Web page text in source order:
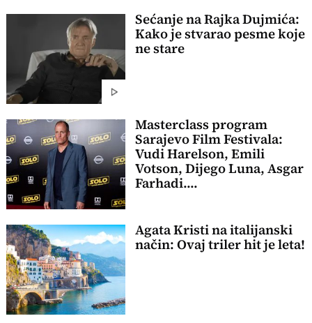
Sećanje na Rajka Dujmića:
Kako je stvarao pesme koje
ne stare
Masterclass program
Sarajevo Film Festivala:
Vudi Harelson, Emili
Votson, Dijego Luna, Asgar
Farhadi....
Agata Kristi na italijanski
način: Ovaj triler hit je leta!